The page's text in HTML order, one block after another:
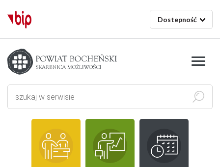
Dostepność
Starostwo powiatowe w Bochni
Szukaj